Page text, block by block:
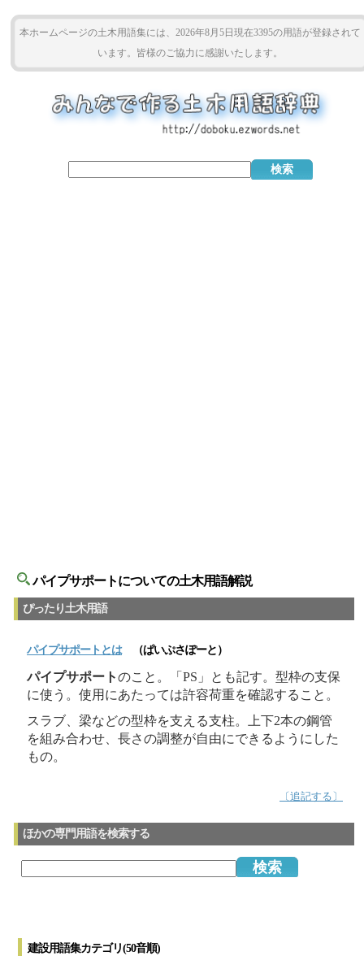
本ホームページの土木用語集には、2026年8月5日現在3395の用語が登録されて
います。皆様のご協力に感謝いたします。
パイプサポートについての土木用語解説
ぴったり土木用語
パイプサポート とは（ぱいぷさぽーと）
パイプサポートのこと。「PS」とも記す。型枠の支保
に使う。使用にあたっては許容荷重を確認すること。
スラブ、梁などの型枠を支える支柱。上下2本の鋼管
を組み合わせ、長さの調整が自由にできるようにした
もの。
〔追記する〕
ほかの専門用語を検索する
建設用語集カテゴリ(50音順)